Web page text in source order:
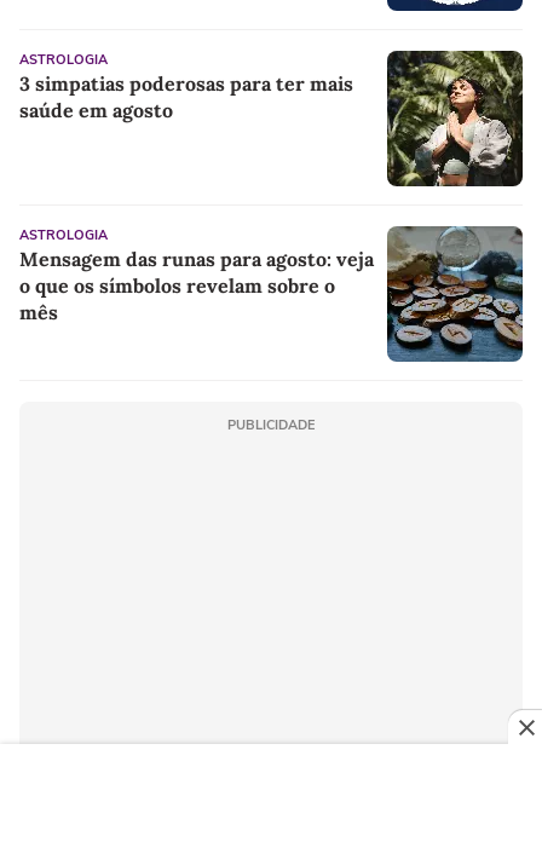
ASTROLOGIA
3 simpatias poderosas para ter mais
saúde em agosto
ASTROLOGIA
Mensagem das runas para agosto: veja
o que os símbolos revelam sobre o
mês
PUBLICIDADE